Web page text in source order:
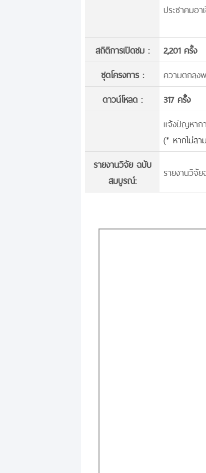
ประชาคมอา
สถิติการเปิดชม :
2,201 ครั้ง
ชุดโครงการ :
ความตกลง
ดาวน์โหลด :
317 ครั้้ง
แจ้งปัญหาก
(* หากไม่สา
รายงานวิจัย ฉบับ
สมบูรณ์:
รายงานวิจั